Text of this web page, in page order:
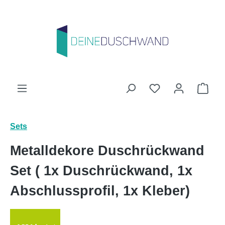
Du hast 0
Sets
Metalldekore Duschrückwand
Set ( 1x Duschrückwand, 1x
Abschlussprofil, 1x Kleber)